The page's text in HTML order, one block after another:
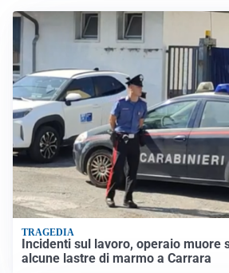
TRAGEDIA
Incidenti sul lavoro, operaio muore
alcune lastre di marmo a Carrara